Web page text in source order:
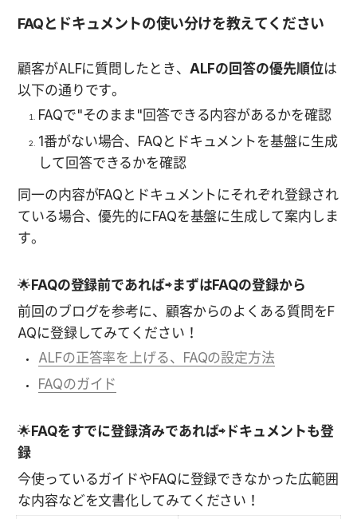
FAQとドキュメントの使い分けを教えてください
顧客がALFに質問したとき、 ALFの回答の優先順位は
以下の通りです。
FAQで"そのまま"回答できる内容があるかを確認
1番がない場合、FAQとドキュメントを基盤に生成
して回答できるかを確認
同一の内容がFAQとドキュメントにそれぞれ登録され
ている場合、優先的にFAQを基盤に生成して案内しま
す。
🌟FAQの登録前であれば⇨まずはFAQの登録から
前回のブログを参考に、顧客からのよくある質問をF
AQに登録してみてください！
ALFの正答率を上げる、FAQの設定方法
FAQのガイド
🌟FAQをすでに登録済みであれば⇨ドキュメントも登
録
今使っているガイドやFAQに登録できなかった広範囲
な内容などを文書化してみてください！